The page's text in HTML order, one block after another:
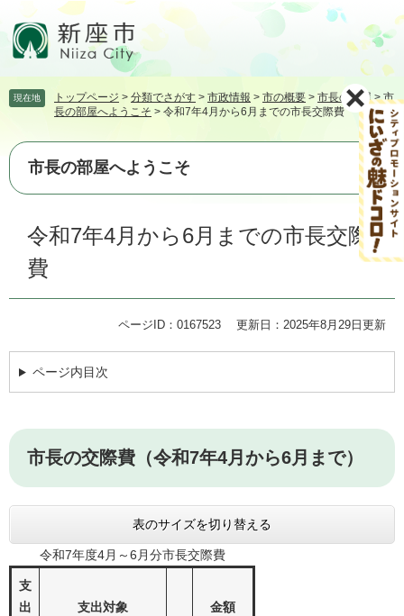
頭
す。
飛
て
本
現在地 トップページ > 分類でさがす > 市政情報 > 市の概要 > 市長の部屋 >市
長の部屋へようこそ > 令和7年4月から6月までの市長交際費
市長の部屋へようこそ
令和7年4月から6月までの市長交際
費
ページID：0167523 更新日：2025年8月29日更新
ページ内目次
市長の交際費（令和7年4月から6月まで）
表のサイズを切り替える
令和7年度4月～6月分市長交際費
支
出
支出対象 金額